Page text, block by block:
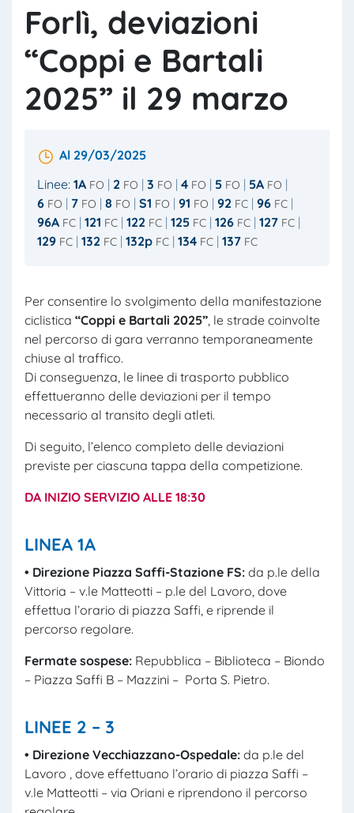
Forlì, deviazioni
“Coppi e Bartali
2025” il 29 marzo
Al 29/03/2025
Linee: 1A FO 2 FO 3 FO 4 FO 5 FO 5A FO
6 FO 7 FO 8 FO S1 FO 91 FO 92 FC 96 FC
96A FC 121 FC 122 FC 125 FC 126 FC 127 FC
129 FC 132 FC 132p FC 134 FC 137 FC
Per consentire lo svolgimento della manifestazione
ciclistica “Coppi e Bartali 2025”, le strade coinvolte
nel percorso di gara verranno temporaneamente
chiuse al traffico.
Di conseguenza, le linee di trasporto pubblico
effettueranno delle deviazioni per il tempo
necessario al transito degli atleti.
Di seguito, l’elenco completo delle deviazioni
previste per ciascuna tappa della competizione.
DA INIZIO SERVIZIO ALLE 18:30
LINEA 1A
• Direzione Piazza Saffi-Stazione FS: da p.le della
Vittoria – v.le Matteotti – p.le del Lavoro, dove
effettua l’orario di piazza Saffi, e riprende il
percorso regolare.
Fermate sospese: Repubblica – Biblioteca – Biondo
– Piazza Saffi B – Mazzini – Porta S. Pietro.
LINEE 2 – 3
• Direzione Vecchiazzano-Ospedale: da p.le del
Lavoro , dove effettuano l’orario di piazza Saffi –
v.le Matteotti – via Oriani e riprendono il percorso